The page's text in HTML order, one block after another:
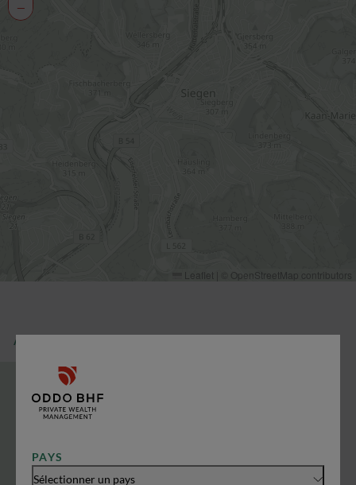
PAYS
Sélectionner un pays
−
Leaflet OpenStreetMap contributors
AUTRES BRANCHES